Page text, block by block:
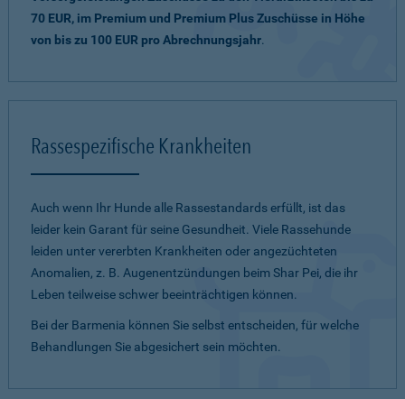
70 EUR, im Premium und Premium Plus Zuschüsse in Höhe
von bis zu 100 EUR pro Abrechnungsjahr.
Rassespezifische Krankheiten
Auch wenn Ihr Hunde alle Rassestandards erfüllt, ist das
leider kein Garant für seine Gesundheit. Viele Rassehunde
leiden unter vererbten Krankheiten oder angezüchteten
Anomalien, z. B. Augenentzündungen beim Shar Pei, die ihr
Leben teilweise schwer beeinträchtigen können.
Bei der Barmenia können Sie selbst entscheiden, für welche
Behandlungen Sie abgesichert sein möchten.